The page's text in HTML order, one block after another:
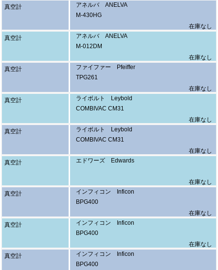
真空計
アネルバ ANELVA
M-430HG
在庫なし
真空計
アネルバ ANELVA
M-012DM
在庫なし
真空計
ファイファー Pfeiffer
TPG261
在庫なし
真空計
ライボルト Leybold
COMBIVAC CM31
在庫なし
真空計
ライボルト Leybold
COMBIVAC CM31
在庫なし
真空計
エドワーズ Edwards
在庫なし
真空計
インフィコン Inficon
BPG400
在庫なし
真空計
インフィコン Inficon
BPG400
在庫なし
真空計
インフィコン Inficon
BPG400